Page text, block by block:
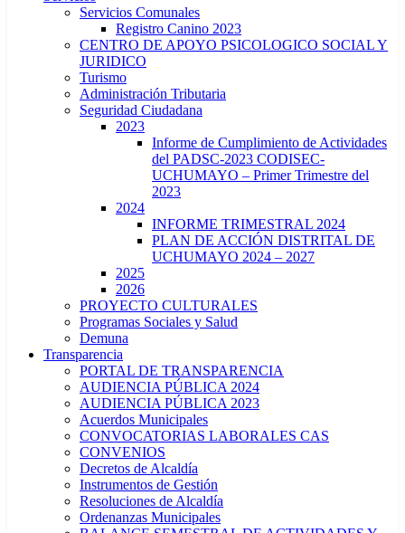
Servicios Comunales
Registro Canino 2023
CENTRO DE APOYO PSICOLOGICO SOCIAL Y
JURIDICO
Turismo
Administración Tributaria
Seguridad Ciudadana
2023
Informe de Cumplimiento de Actividades
del PADSC-2023 CODISEC-
UCHUMAYO – Primer Trimestre del
2023
2024
INFORME TRIMESTRAL 2024
PLAN DE ACCIÓN DISTRITAL DE
UCHUMAYO 2024 – 2027
2025
2026
PROYECTO CULTURALES
Programas Sociales y Salud
Demuna
Transparencia
PORTAL DE TRANSPARENCIA
AUDIENCIA PÚBLICA 2024
AUDIENCIA PÚBLICA 2023
Acuerdos Municipales
CONVOCATORIAS LABORALES CAS
CONVENIOS
Decretos de Alcaldía
Instrumentos de Gestión
Resoluciones de Alcaldía
Ordenanzas Municipales